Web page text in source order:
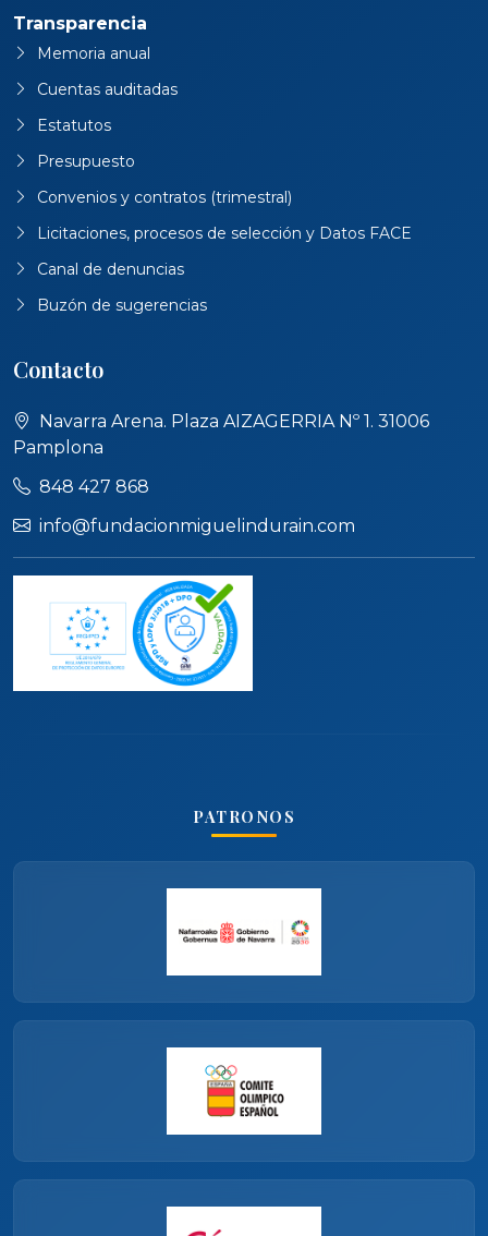
Transparencia
Memoria anual
Cuentas auditadas
Estatutos
Presupuesto
Convenios y contratos (trimestral)
Licitaciones, procesos de selección y Datos FACE
Canal de denuncias
Buzón de sugerencias
Contacto
Navarra Arena. Plaza AIZAGERRIA Nº 1. 31006
Pamplona
848 427 868
info@fundacionmiguelindurain.com
PATRONOS